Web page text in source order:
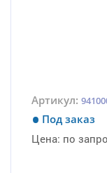
Артикул:
Под заказ
Цена: по